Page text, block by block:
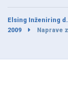
Elsing Inženiring
2009
Naprave